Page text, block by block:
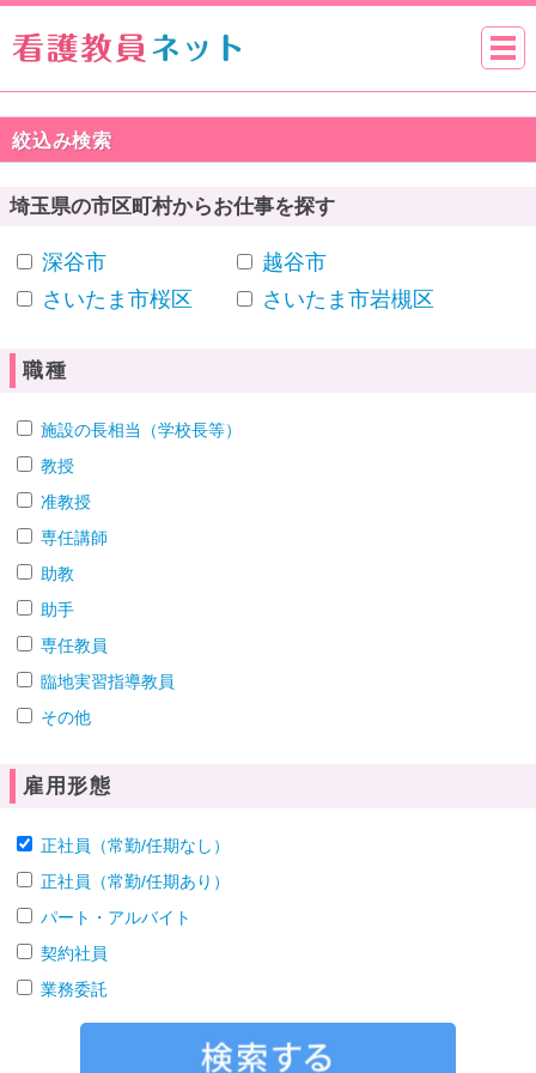
絞込み検索
埼玉県の市区町村からお仕事を探す
深谷市
越谷市
さいたま市桜区
さいたま市岩槻区
職種
施設の長相当（学校長等）
教授
准教授
専任講師
助教
助手
専任教員
臨地実習指導教員
その他
雇用形態
正社員（常勤/任期なし）
正社員（常勤/任期あり）
パート・アルバイト
契約社員
業務委託